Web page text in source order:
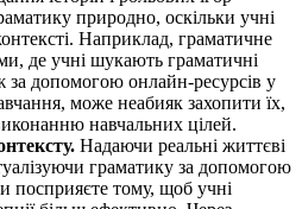
природно, оскільки учні
Наприклад, граматичне
де учні шукають граматичні
за допомогою онлайн-ресурсів у
може неабияк захопити їх,
навчальних цілей.
Надаючи реальні життєві
граматику за допомогою
посприяєте тому, щоб учні